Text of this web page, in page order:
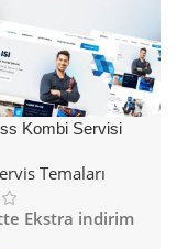
Kombi Servisi
Temaları
Ekstra indirim